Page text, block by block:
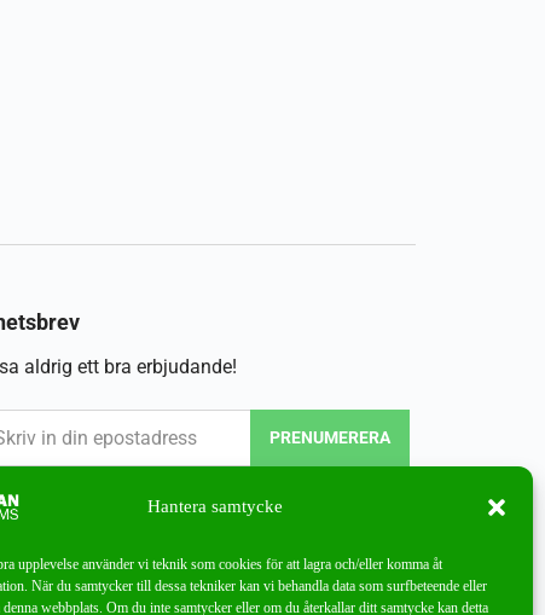
Hantera samtycke
upplevelse använder vi teknik som cookies för att lagra och/eller komma åt
När du samtycker till dessa tekniker kan vi behandla data som surfbeteende eller
webbplats. Om du inte samtycker eller om du återkallar ditt samtycke kan detta
aldrig ett bra erbjudande!
PRENUMERERA